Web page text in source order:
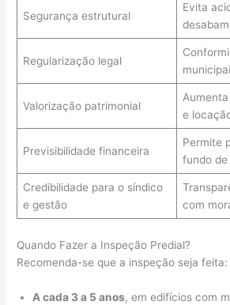
Segurança estrutural
Evita
Regularização legal
Valorização patrimonial
e
Previsibilidade financeira
Permite
fundo de
Credibilidade para o síndico
e gestão
com
Quando Fazer a Inspeção Predial?
Recomenda-se que a inspeção seja feita:
A cada 3 a 5 anos, em edifícios com